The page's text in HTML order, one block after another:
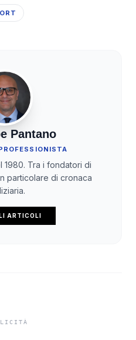
Pantano
1980. Tra i fondatori di
particolare di cronaca
ARTICOLI